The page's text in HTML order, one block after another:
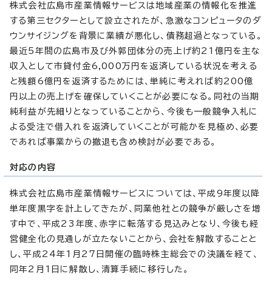
株式会社広島市産業情報サービスは地域産業の情報化を推進
する第三セクターとして設立されたが、急激なコンピュータのダ
ウンサイジングを背景に業績が悪化し、債務超過となっている。
最近5年間の広島市及び外郭団体分の売上げ約21億円を主な
収入として市貸付金6,000万円を返済している状況を考える
と残額6億円を返済するためには、単純に考えれば約200億
円以上の売上げを確保していくことが必要になる。同社の当期
純利益が先細りとなっていることから、今後も一般競争入札に
よる受注で借入れを返済していくことが可能かを見極め、必要
であれば事業からの撤退も含め検討が必要である。
対応の内容
株式会社広島市産業情報サービスについては、平成9年度以降
単年度黒字を計上してきたが、同業他社との競争が厳しさを増
す中で、平成23年度、赤字に転落する見込みとなり、今後も経
営健全化の見通しが立たないことから、会社を解散することと
し、平成24年1月27日開催の臨時株主総会での決議を経て、
同年2月1日に解散し、清算手続に移行した。